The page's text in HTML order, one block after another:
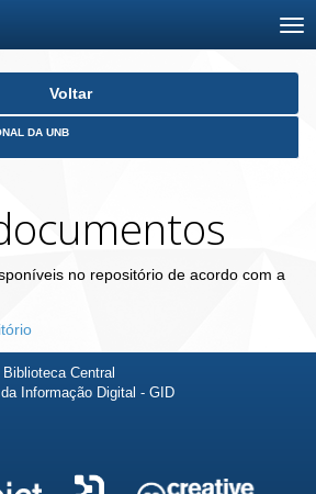
Voltar
DA UNB
no repositório de acordo com a
Central
Informação Digital - GID